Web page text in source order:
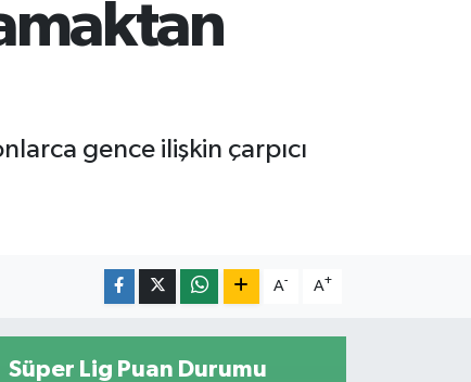
gence ilişkin çarpıcı
A- A+
Süper Lig Puan Durumu